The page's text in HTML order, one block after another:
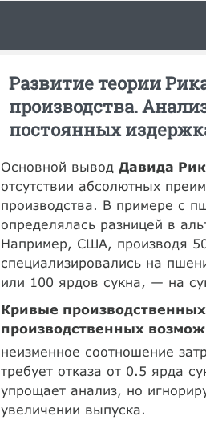
Развитие теории
производства.
постоянных
Основной вывод Давида
отсутствии абсолютных
производства. В примере с
определялась разницей в
Например, США, производя
специализировались на
или 100 ярдов сукна, — на
Кривые
производственных
неизменное соотношение
требует отказа от 0.5 ярда
упрощает анализ, но
увеличении выпуска.